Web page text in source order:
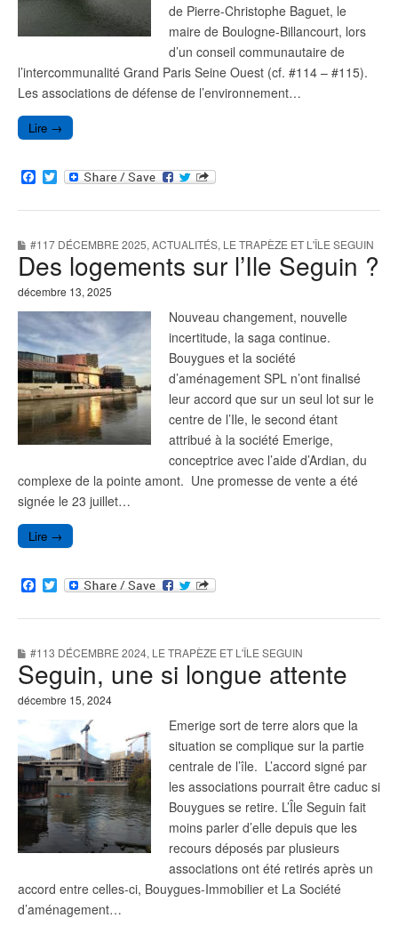
de Pierre-Christophe Baguet, le
maire de Boulogne-Billancourt, lors
d’un conseil communautaire de
l’intercommunalité Grand Paris Seine Ouest (cf. #114 – #115).
Les associations de défense de l’environnement…
Lire →
F
a
c
o
o
k
T
w
i
e
r
#117 DÉCEMBRE 2025, ACTUALITÉS, LE TRAPÈZE ET L'ÎLE SEGUIN
Des logements sur l’Ile Seguin ?
décembre 13, 2025
Nouveau changement, nouvelle
incertitude, la saga continue.
Bouygues et la société
d’aménagement SPL n’ont finalisé
leur accord que sur un seul lot sur le
centre de l’Ile, le second étant
attribué à la société Emerige,
conceptrice avec l’aide d’Ardian, du
complexe de la pointe amont. Une promesse de vente a été
signée le 23 juillet…
Lire →
F
a
c
o
o
k
T
w
i
e
r
#113 DÉCEMBRE 2024, LE TRAPÈZE ET L'ÎLE SEGUIN
Seguin, une si longue attente
décembre 15, 2024
Emerige sort de terre alors que la
situation se complique sur la partie
centrale de l’île. L’accord signé par
les associations pourrait être caduc si
Bouygues se retire. L’Île Seguin fait
moins parler d’elle depuis que les
recours déposés par plusieurs
associations ont été retirés après un
accord entre celles-ci, Bouygues-Immobilier et La Société
d’aménagement…